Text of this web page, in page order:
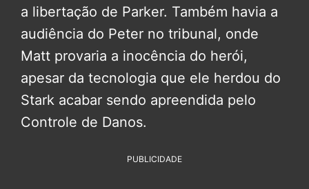
a libertação de Parker. Também havia a
audiência do Peter no tribunal, onde
Matt provaria a inocência do herói,
apesar da tecnologia que ele herdou do
Stark acabar sendo apreendida pelo
Controle de Danos.
PUBLICIDADE